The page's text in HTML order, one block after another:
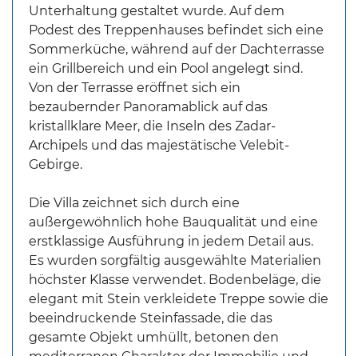
Unterhaltung gestaltet wurde. Auf dem
Podest des Treppenhauses befindet sich eine
Sommerküche, während auf der Dachterrasse
ein Grillbereich und ein Pool angelegt sind.
Von der Terrasse eröffnet sich ein
bezaubernder Panoramablick auf das
kristallklare Meer, die Inseln des Zadar-
Archipels und das majestätische Velebit-
Gebirge.
Die Villa zeichnet sich durch eine
außergewöhnlich hohe Bauqualität und eine
erstklassige Ausführung in jedem Detail aus.
Es wurden sorgfältig ausgewählte Materialien
höchster Klasse verwendet. Bodenbeläge, die
elegant mit Stein verkleidete Treppe sowie die
beeindruckende Steinfassade, die das
gesamte Objekt umhüllt, betonen den